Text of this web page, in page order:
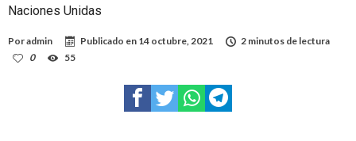
Naciones Unidas
Poradmin Publicado en 14 octubre, 2021
2 minutos de lectura
0
55